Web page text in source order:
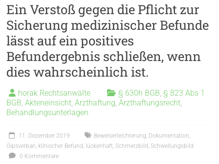
Ein Verstoß gegen die Pflicht zur
Sicherung medizinischer Befunde
lässt auf ein positives
Befundergebnis schließen, wenn
dies wahrscheinlich ist.
horak Rechtsanwälte § 630h BGB § 823 Abs 1
BGB ,Akteneinsicht ,Arzthaftung ,Arzthaftungsrecht
Behandlungsunterlagen
11. Dezember 2019 Beweiserleichterung Dokumentation
Gipsverban klinischer Befund lückenhaft ,Schmerzbild ,Schwellungsbild
0 Kommentare